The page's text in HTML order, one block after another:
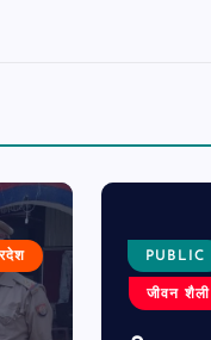
PUBLIC
जीवन शैली